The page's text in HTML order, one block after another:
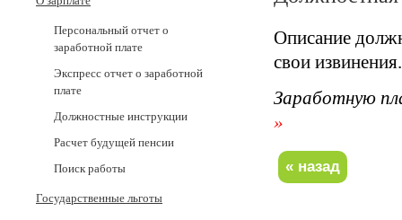
Персональный отчет о
заработной плате
Экспресс отчет о заработной
плате
Должностные инструкции
Расчет будущей пенсии
Поиск работы
Государственные льготы
Описание
свои извинения.
Заработную
»